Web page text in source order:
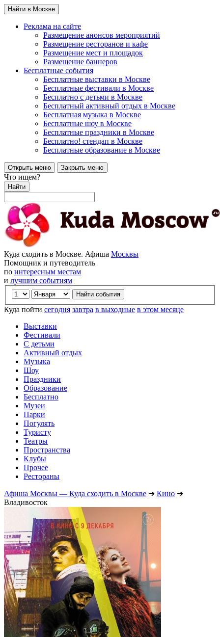
Найти в Москве
Реклама на сайте
Размещение анонсов мероприятий
Размещение ресторанов и кафе
Размещение мест и площадок
Размещение баннеров
Бесплатные события
Бесплатные выставки в Москве
Бесплатные фестивали в Москве
Бесплатно с детьми в Москве
Бесплатный активный отдых в Москве
Бесплатная музыка в Москве
Бесплатные шоу в Москве
Бесплатные праздники в Москве
Бесплатно! стендап в Москве
Бесплатные образование в Москве
Открыть меню Закрыть меню
Что ищем?
Найти
Куда сходить в Москве. Афиша Москвы
Помощник и путеводитель
по интересным местам
и лучшим событиям
Куда пойти сегодня завтра в выходные в этом месяце
Выставки
Фестивали
С детьми
Активный отдых
Музыка
Шоу
Праздники
Образование
Бесплатно
Музеи
Парки
Погулять
Туристу
Театры
Пространства
Клубы
Прочее
Рестораны
Афиша Москвы — Куда сходить в Москве ➔ Кино ➔
Владивосток